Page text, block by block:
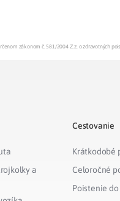
zákonom č. 581/2004 Z.z. o
a
Cestovanie
Krátkodobé
Celoročné
Poistenie